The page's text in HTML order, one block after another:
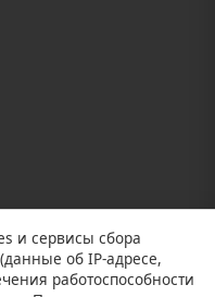
и сервисы сбора
об IP-адресе,
работоспособности